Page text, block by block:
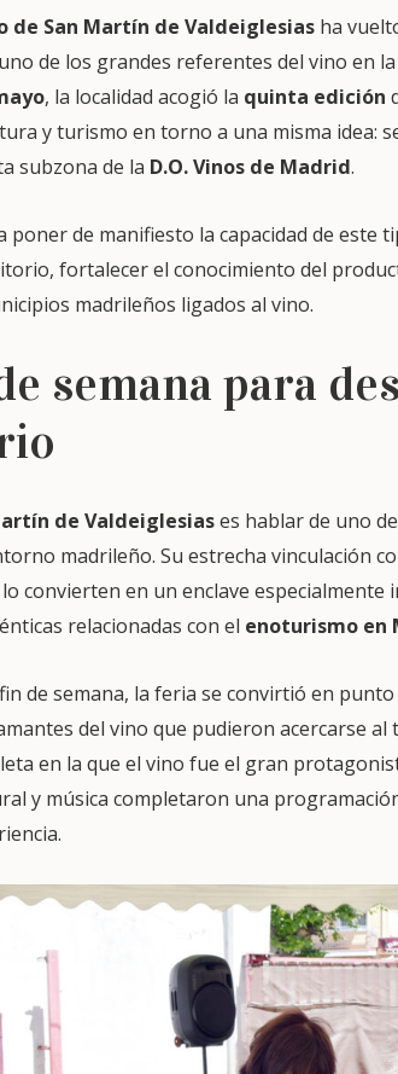
de San Martín de Valdeiglesias ha
de los grandes referentes del vino en
, la localidad acogió la quinta edición
y turismo en torno a una misma idea:
subzona de la D.O. Vinos de Madrid.
poner de manifiesto la capacidad de este
fortalecer el conocimiento del
madrileños ligados al vino.
semana para
de Valdeiglesiases hablar de uno
madrileño. Su estrecha vinculación
convierten en un enclave especialmente
relacionadas con el enoturismo en
de semana, la feria se convirtió en
del vino que pudieron acercarse
en la que el vino fue el gran
y música completaron una